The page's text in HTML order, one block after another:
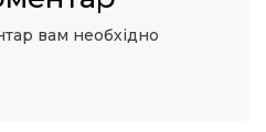
вам необхідно